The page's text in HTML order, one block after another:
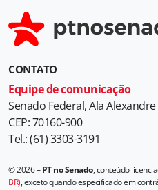
CONTATO
Equipe de comunicação
Senado Federal, Ala
CEP: 70160-900
Tel.: (61) 3303-3191
© 2026 –PT no Senado, conteúdo
BR), exceto quando especificado em